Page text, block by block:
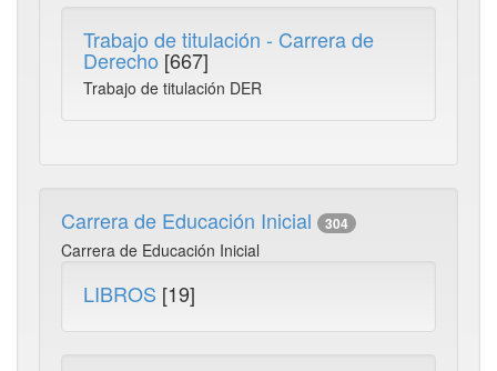
Trabajo de titulación - Carrera de
Derecho [667]
Trabajo de titulación DER
Carrera de Educación Inicial 304
Carrera de Educación Inicial
LIBROS [19]